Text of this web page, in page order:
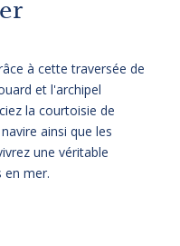
à cette traversée de
et l'archipel
la courtoisie de
ainsi que les
une véritable
en mer.